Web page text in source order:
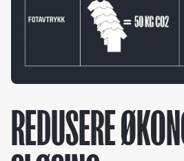
REDUSERE